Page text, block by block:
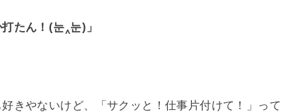
たん！(⁠눈⁠‸⁠눈⁠)」
きやないけど、「サクッと！仕事片付けて！」って